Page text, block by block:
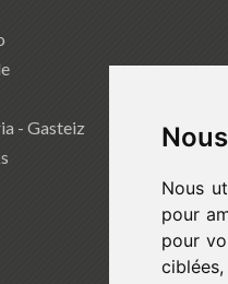
Nous
pour
pour
- Gasteiz